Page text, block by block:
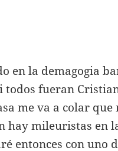
en la demagogia
fueran
me va a colar que
hay mileuristas en
entonces con uno